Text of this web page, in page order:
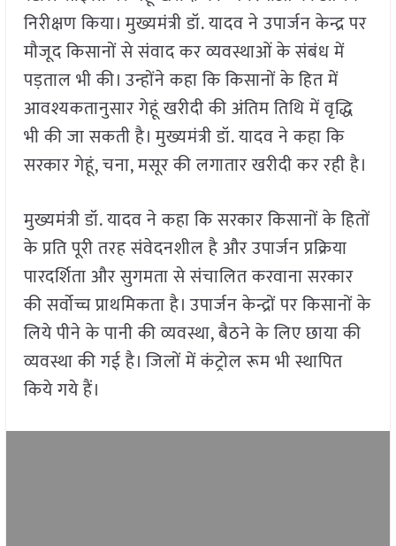
निरीक्षण किया। मुख्यमंत्री डॉ. यादव ने उपार्जन केन्द्र पर
मौजूद किसानों से संवाद कर व्यवस्थाओं के संबंध में
पड़ताल भी की। उन्होंने कहा कि किसानों के हित में
आवश्यकतानुसार गेहूं खरीदी की अंतिम तिथि में वृद्धि
भी की जा सकती है। मुख्यमंत्री डॉ. यादव ने कहा कि
सरकार गेहूं, चना, मसूर की लगातार खरीदी कर रही है।
मुख्यमंत्री डॉ. यादव ने कहा कि सरकार किसानों के हितों
के प्रति पूरी तरह संवेदनशील है और उपार्जन प्रक्रिया
पारदर्शिता और सुगमता से संचालित करवाना सरकार
की सर्वोच्च प्राथमिकता है। उपार्जन केन्द्रों पर किसानों के
लिये पीने के पानी की व्यवस्था, बैठने के लिए छाया की
व्यवस्था की गई है। जिलों में कंट्रोल रूम भी स्थापित
किये गये हैं।